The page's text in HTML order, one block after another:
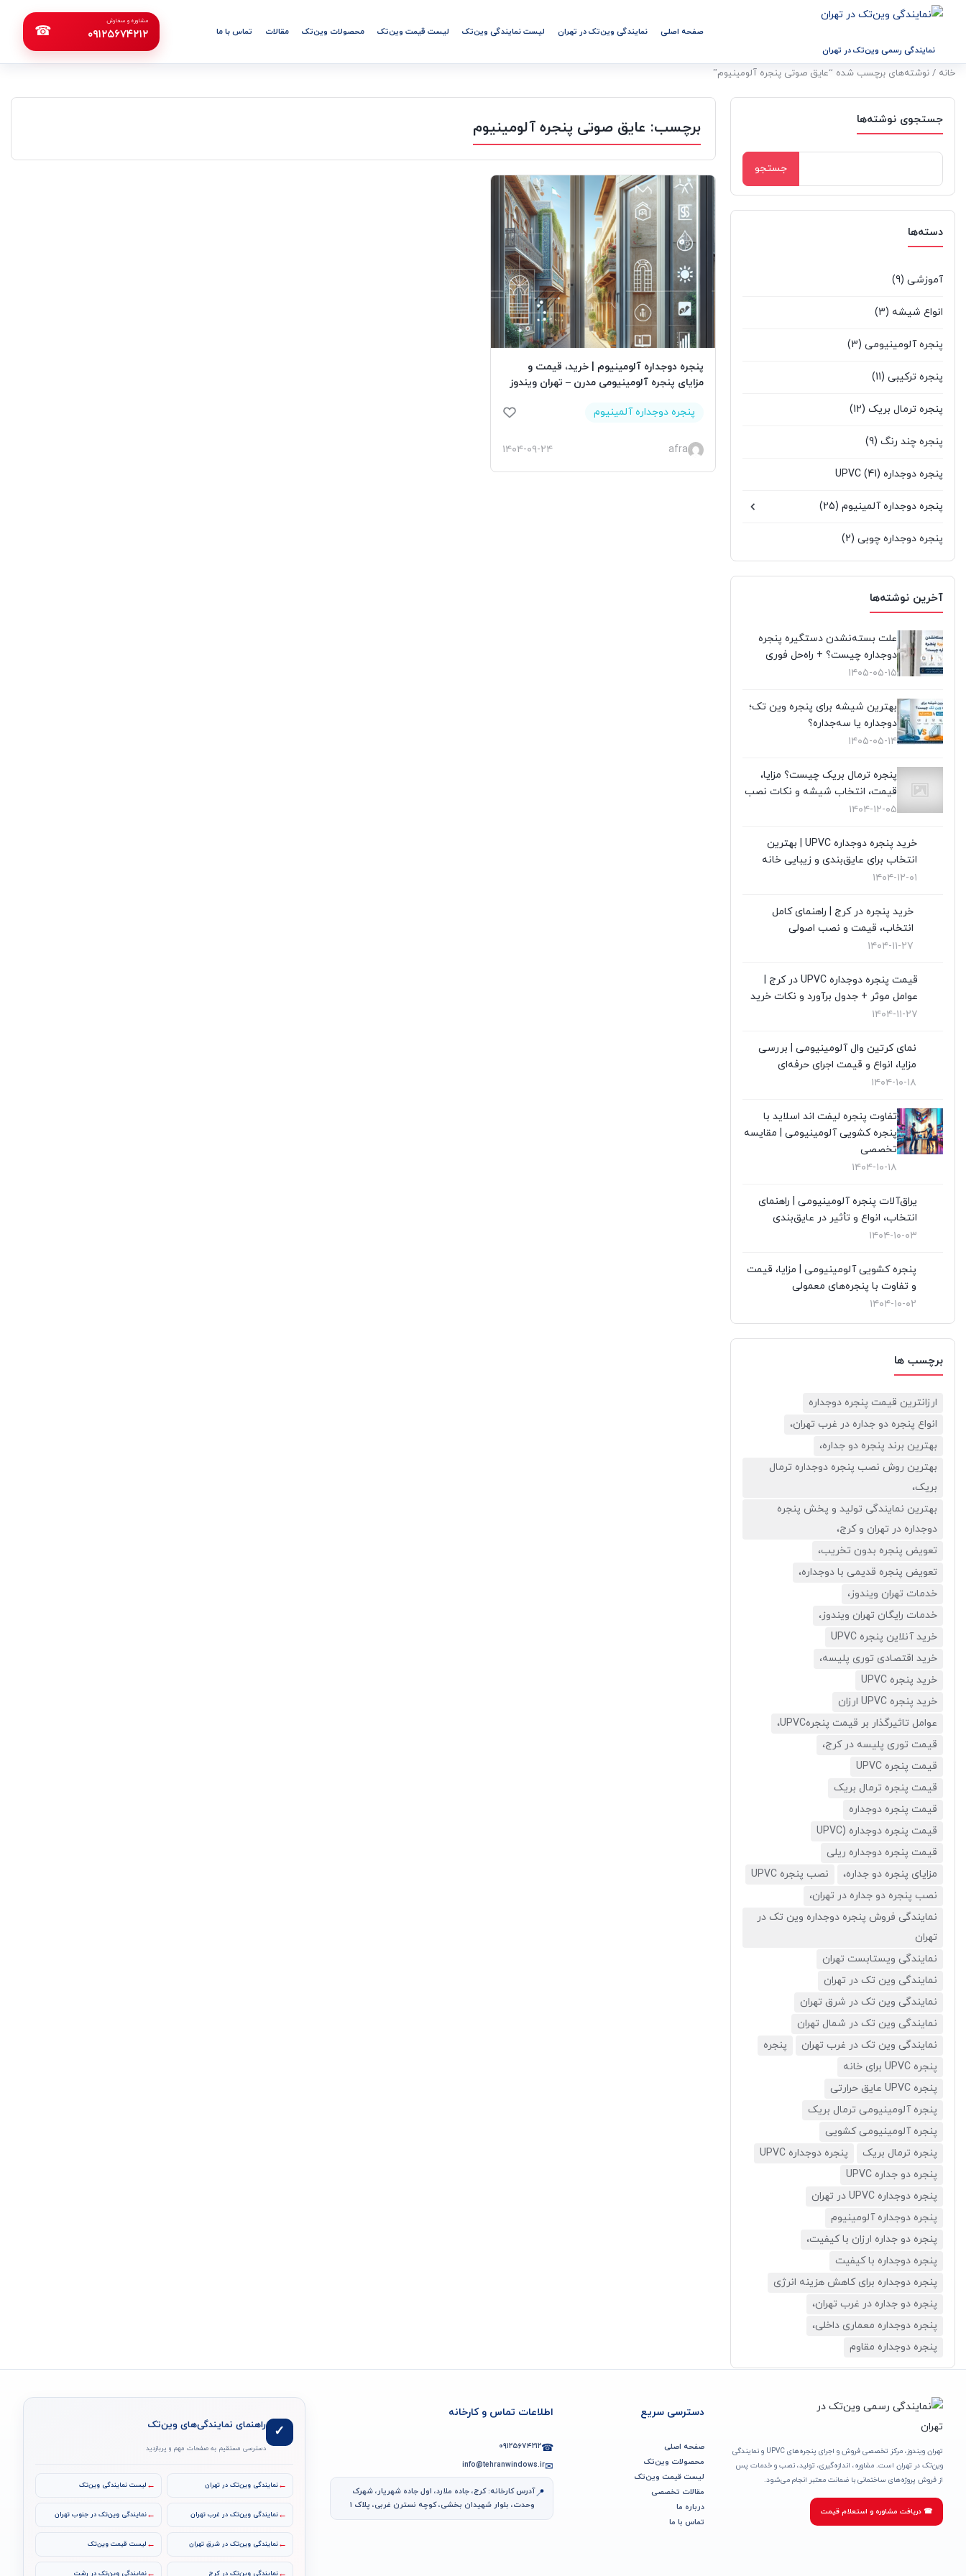
نمایندگی رسمی وین‌تک در تهران
صفحه اصلی نمایندگی وین‌تک در تهران لیست نمایندگی وین‌تک لیست قیمت وین‌تک محصولات وین‌تک مقالات تماس با ما
مشاوره و سفارش
۰۹۱۲۵۶۷۴۲۱۲ ☎
خانه / نوشته‌های برچسب شده “عایق صوتی پنجره آلومینیوم”
جستجوی نوشته‌ها
برای:
دسته‌ها
آموزشی (9)
انواع شیشه (3)
پنجره آلومینیومی (3)
پنجره ترکیبی (11)
پنجره ترمال بریک (12)
پنجره چند رنگ (9)
پنجره دوجداره UPVC (41)
پنجره دوجداره آلمینیوم (25)
پنجره دوجداره چوبی (2)
پنجره کشویی آلومینیومی
پنجره لیفت انداسلاید(2)
تعویض پنجره دوجداره
توری پلیسه (10)
توری پنجره (1)
در UPVC(9)
در آلمینیوم(10)
شیشه سکوریت(3)
قیمت پنجره دوجداره UPVC(10)
قیمت درب upvc (0)
نمای کرتین وال(4)
نمایندگی ویستابست
نمایندگی وین تک در تهران(13)
آخرین نوشته‌ها
علت بسته‌نشدن دستگیره پنجره
دوجداره چیست؟ + راه‌حل فوری
۱۴۰۵-۰۵-۱۵
بهترین شیشه برای پنجره وین تک؛
دوجداره یا سه‌جداره؟
۱۴۰۵-۰۵-۱۴
پنجره ترمال بریک چیست؟ مزایا،
قیمت، انتخاب شیشه و نکات نصب
۱۴۰۴-۱۲-۰۵
خرید پنجره دوجداره UPVC | بهترین
انتخاب برای عایق‌بندی و زیبایی خانه
۱۴۰۴-۱۲-۰۱
خرید پنجره در کرج | راهنمای کامل
انتخاب، قیمت و نصب اصولی
۱۴۰۴-۱۱-۲۷
قیمت پنجره دوجداره UPVC در کرج |
عوامل موثر + جدول برآورد و نکات خرید
۱۴۰۴-۱۱-۲۷
نمای کرتین وال آلومینیومی | بررسی
مزایا، انواع و قیمت اجرای حرفه‌ای
۱۴۰۴-۱۰-۱۸
تفاوت پنجره لیفت اند اسلاید با
پنجره کشویی آلومینیومی | مقایسه
تخصصی
۱۴۰۴-۱۰-۱۸
یراق‌آلات پنجره آلومینیومی | راهنمای
انتخاب، انواع و تأثیر در عایق‌بندی
۱۴۰۴-۱۰-۰۳
پنجره کشویی آلومینیومی | مزایا، قیمت
و تفاوت با پنجره‌های معمولی
۱۴۰۴-۱۰-۰۲
برچسب ها
ارزانترین قیمت پنجره دوجداره
انواع پنجره دو جداره در غرب تهران،
بهترین برند پنجره دو جداره،
بهترین روش نصب پنجره دوجداره ترمال
بریک،
بهترین نمایندگی تولید و پخش پنجره
دوجداره در تهران و کرج،
تعویض پنجره بدون تخریب،
تعویض پنجره قدیمی با دوجداره،
خدمات تهران ویندوز،
خدمات رایگان تهران ویندوز،
خرید آنلاین پنجره UPVC
خرید اقتصادی توری پلیسه،
خرید پنجره UPVC
خرید پنجره UPVC ارزان
عوامل تاثیرگذار بر قیمت پنجرهUPVC،
قیمت توری پلیسه در کرج،
قیمت پنجره UPVC
قیمت پنجره ترمال بریک
قیمت پنجره دوجداره
قیمت پنجره دوجداره (UPVC
قیمت پنجره دوجداره ریلی
مزایای پنجره دو جداره،
نصب پنجره UPVC
نصب پنجره دو جداره در تهران،
نمایندگی فروش پنجره دوجداره وین تک در
تهران
نمایندگی ویستابست تهران
نمایندگی وین تک در تهران
نمایندگی وین تک در شرق تهران
نمایندگی وین تک در شمال تهران
نمایندگی وین تک در غرب تهران
پنجره
پنجره UPVC برای خانه
پنجره UPVC عایق حرارتی
پنجره آلومینیومی ترمال بریک
پنجره آلومینیومی کشویی
پنجره ترمال بریک
پنجره دوجداره UPVC
پنجره دو جداره UPVC
پنجره دوجداره UPVC در تهران
پنجره دوجداره آلومینیوم
پنجره دو جداره ارزان با کیفیت،
پنجره دوجداره با کیفیت
پنجره دوجداره برای کاهش هزینه انرژی
پنجره دو جداره در غرب تهران،
پنجره دوجداره معماری داخلی،
پنجره دوجداره مقاوم
برچسب: عایق صوتی پنجره آلومینیوم
پنجره دوجداره آلومینیوم | خرید، قیمت و
مزایای پنجره آلومینیومی مدرن – تهران ویندوز
پنجره دوجداره آلمینیوم
afra ۱۴۰۴-۰۹-۲۴
تهران ویندوز، مرکز تخصصی فروش و اجرای پنجره‌های UPVC و نمایندگی
وین‌تک در تهران است. مشاوره، اندازه‌گیری، تولید، نصب و خدمات پس
از فروش پروژه‌های ساختمانی با ضمانت معتبر انجام می‌شود.
☎ دریافت مشاوره و استعلام قیمت
دسترسی سریع
صفحه اصلی
محصولات وین‌تک
لیست قیمت وین‌تک
مقالات تخصصی
درباره ما
تماس با ما
اطلاعات تماس و کارخانه
☎۰۹۱۲۵۶۷۴۲۱۲
✉
info@tehranwindows.ir
📍آدرس کارخانه: کرج، جاده ملارد، اول جاده شهریار، شهرک
وحدت، بلوار شهیدان بخشی، کوچه نسترن غربی، پلاک ۱
✓ راهنمای نمایندگی‌های وین‌تک
دسترسی مستقیم به صفحات مهم و پربازدید
←نمایندگی وین‌تک در تهران ← لیست نمایندگی وین‌تک
←نمایندگی وین‌تک در غرب تهران ←نمایندگی وین‌تک در جنوب تهران
←نمایندگی وین‌تک در شرق تهران ← لیست قیمت وین‌تک
←نمایندگی وین‌تک در کرج ←نمایندگی وین‌تک در رشت